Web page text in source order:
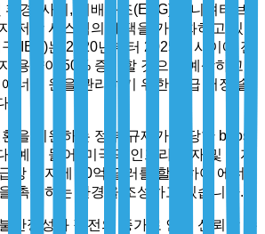
환경, 사회, 지배구조(ESG) 이니셔티브
저장 시스템의 채택을 가속화하고 있습
(IEA)는 2020년부터 2025년 사이에 전
용량이 50% 증가할 것으로 예상하고
너지 원을 관리하기 위한 고급 저장 솔
.
을 지원하는 정부 규제가 상당한 boost
. 예를 들어, 미국의 인프라 투자 및 일자
망 투자에 60억 달러를 할당하여 에너
촉진하는 환경을 조성하고 있습니다.
안정성과 정전의 증가로 인해 신뢰할 수